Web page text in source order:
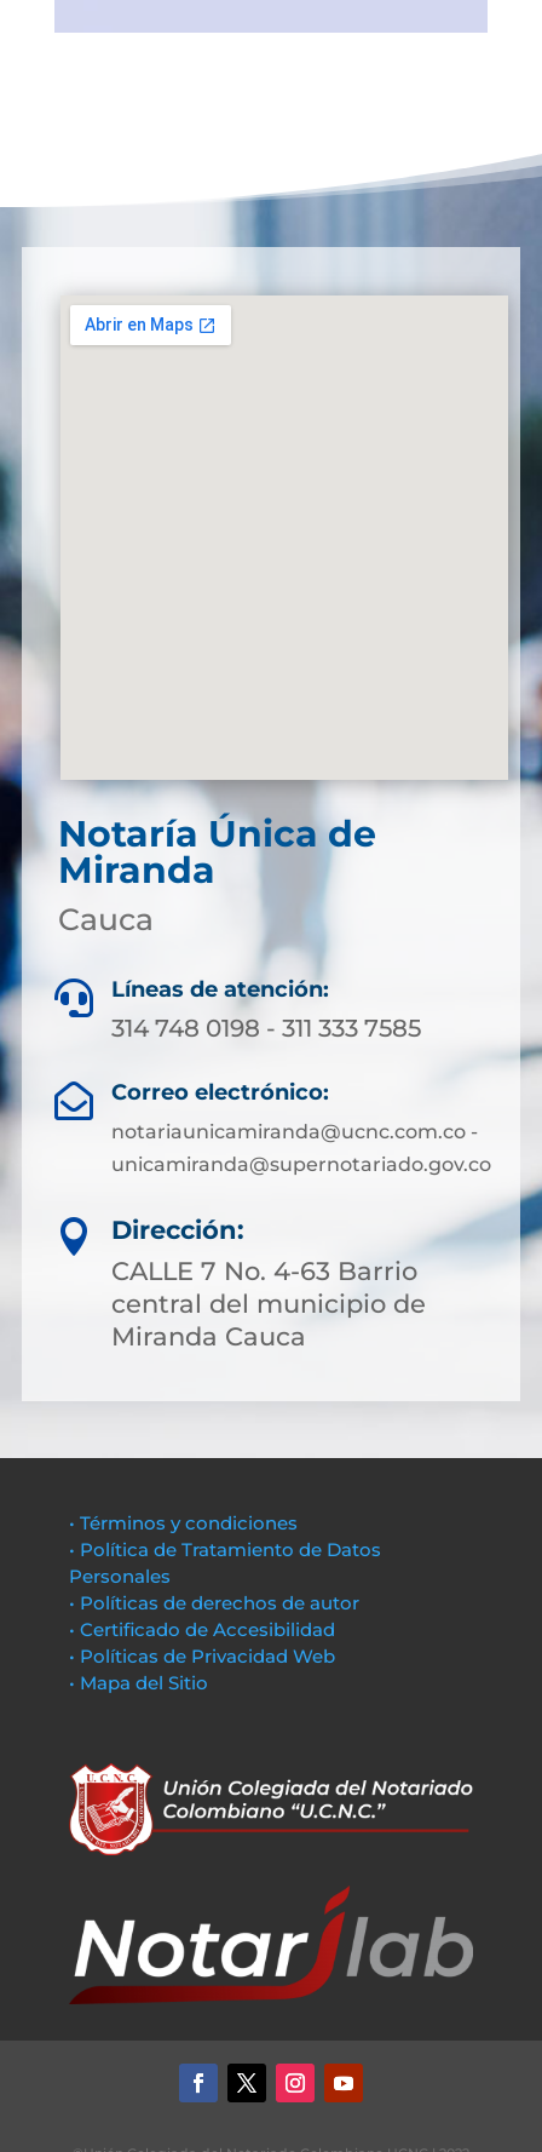
Notaría Única de
Miranda
Cauca
 Líneas de atención:
314 748 0198 - 311 333 7585
 Correo electrónico:
notariaunicamiranda@ucnc.com.co -
unicamiranda@supernotariado.gov.co

Dirección:
CALLE 7 No. 4-63 Barrio
central del municipio de
Miranda Cauca
• Términos y condiciones
• Política de Tratamiento de Datos
Personales
• Políticas de derechos de autor
• Certificado de Accesibilidad
• Políticas de Privacidad Web
• Mapa del Sitio